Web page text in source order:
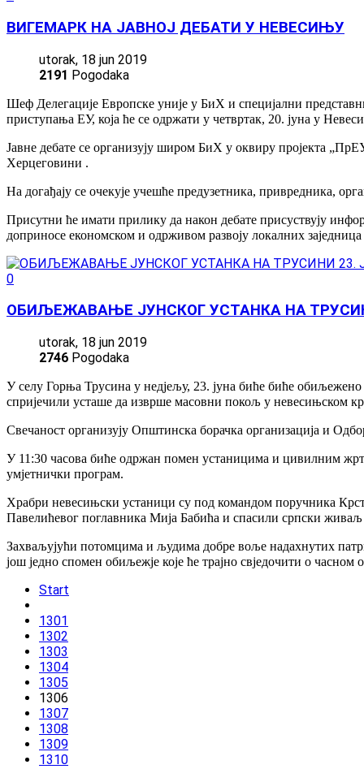
ВИГЕМАРК НА ЈАВНОЈ ДЕБАТИ У НЕВЕСИЊУ
utorak, 18 jun 2019
2191 Pogodaka
Шеф Делегације Европске уније у БиХ и специјални
приступања ЕУ, која ће се одржати у четвртак, 20. јуна у
Јавне дебате се организују широм БиХ у оквиру пројекта
Херцеговини .
На догађају се очекује учешће предузетника, привредника,
Присутни ће имати прилику да након дебате присуствују
доприносе економском и одрживом развоју локалних
0
ОБИЉЕЖАВАЊЕ ЈУНСКОГ УСТАНКА НА
utorak, 18 jun 2019
2746 Pogodaka
У селу Горња Трусина у недјељу, 23. јуна биће биће
спријечили усташе да изврше масовни покољ у невесињском
Свечаност организују Општинска борачка организација и
У 11:30 часова биће одржан помен устаницима и цивилним
умјетнички програм.
Храбри невесињски устаници су под командом поручника
Павелићевог поглавника Мија Бабића и спасили српски
Захваљујући потомцима и људима добре воље надахнутих
још једно спомен обиљежје које ће трајно свједочити о
Start
1301
1302
1303
1304
1305
1306
1307
1308
1309
1310